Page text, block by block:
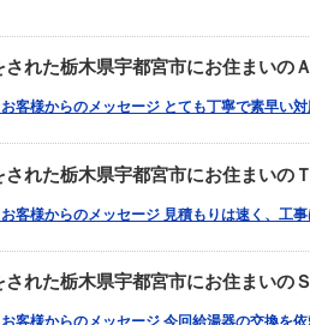
れた栃木県宇都宮市にお住まいの
客様からのメッセージ とても丁寧で素早い
れた栃木県宇都宮市にお住まいの
客様からのメッセージ 見積もりは速く、工
れた栃木県宇都宮市にお住まいの